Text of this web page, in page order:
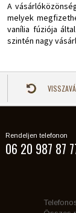
A
melyek
vanília fúziója
szintén nagy
Rendeljen telefonon
06 20 987 87